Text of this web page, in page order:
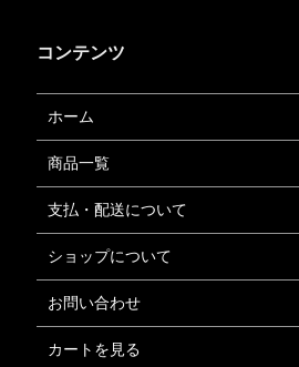
コンテンツ
ホーム
商品一覧
支払・配送について
ショップについて
お問い合わせ
カートを見る